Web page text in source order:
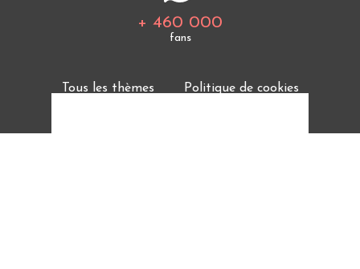
+ 460 000
fans
Tous les thèmes
Politique de cookies